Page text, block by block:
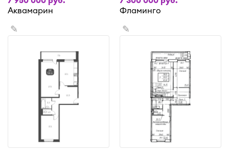
Аквамарин
Фламинго
✎ ✎